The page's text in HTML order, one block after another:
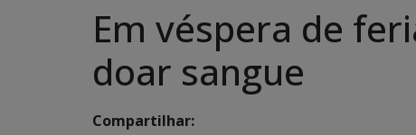
Em véspera de
doar sangue
Compartilhar: